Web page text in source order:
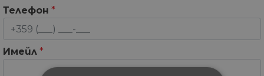
Телефон *
Имейл *